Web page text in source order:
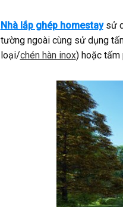
Nhà lắp ghép homestaysử
tường ngoài cùng sử dụng
loại/chén hàn inox) hoặc tấm